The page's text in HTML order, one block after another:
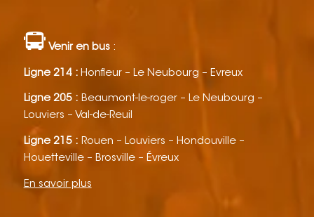
Venir en bus:
Ligne 214 : Honfleur – Le Neubourg – Evreux
Ligne 205 : Beaumont-le-roger – Le Neubourg –
Louviers – Val-de-Reuil
Ligne 215 : Rouen – Louviers – Hondouville –
Houetteville – Brosville – Évreux
En savoir plus